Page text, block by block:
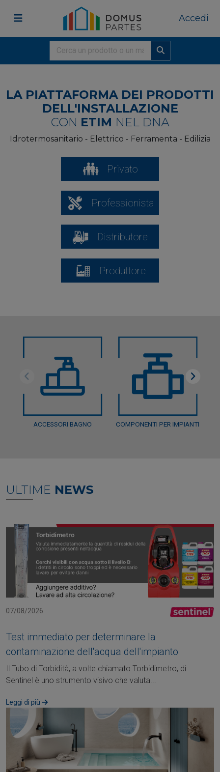
Accedi
LA PIATTAFORMA DEI PRODOTTI
DELL'INSTALLAZIONE
CON ETIM NEL DNA
Idrotermosanitario - Elettrico - Ferramenta - Edilizia
Privato
Professionista
Distributore
Produttore
ACCESSORI BAGNO COMPONENTI PER IMPIANTI
ULTIME NEWS
07/08/2026
Test immediato per determinare la
contaminazione dell'acqua dell'impianto
Il Tubo di Torbidità, a volte chiamato Torbidimetro, di
Sentinel è uno strumento visivo che valuta...
Leggi di più